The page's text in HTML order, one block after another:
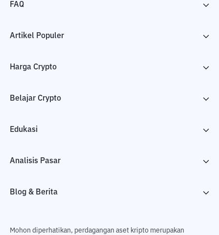
FAQ
Artikel Populer
Harga Crypto
Belajar Crypto
Edukasi
Analisis Pasar
Blog & Berita
Mohon diperhatikan, perdagangan aset kripto merupakan